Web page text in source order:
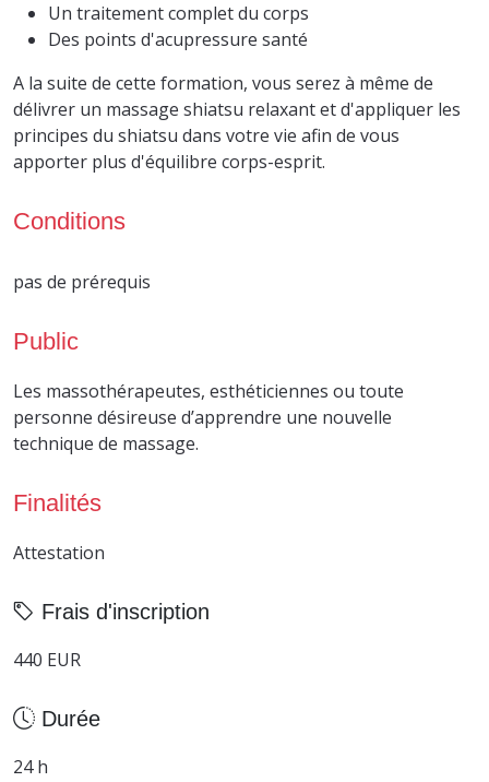
Un traitement complet du corps
Des points d'acupressure santé
A la suite de cette formation, vous serez à même de
délivrer un massage shiatsu relaxant et d'appliquer les
principes du shiatsu dans votre vie afin de vous
apporter plus d'équilibre corps-esprit.
Conditions
pas de prérequis
Public
Les massothérapeutes, esthéticiennes ou toute
personne désireuse d’apprendre une nouvelle
technique de massage.
Finalités
Attestation
Frais d'inscription
440 EUR
Durée
24 h